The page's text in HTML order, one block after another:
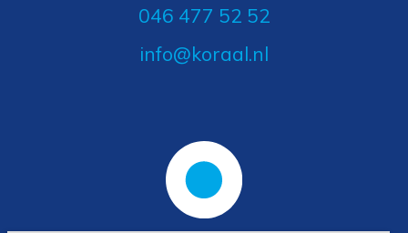
046 477 52 52
info@koraal.nl